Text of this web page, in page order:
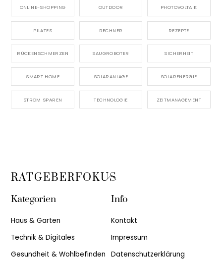
ONLINE-SHOPPING OUTDOOR PHOTOVOLTAIK
PILATES RECHNER REZEPTE
RÜCKENSCHMERZEN SAUGROBOTER SICHERHEIT
SMART HOME SOLARANLAGE SOLARENERGIE
STROM SPAREN TECHNOLOGIE ZEITMANAGEMENT
Back
Top
RATGEBERFOKUS
Kategorien
Haus & Garten
Technik & Digitales
Gesundheit & Wohlbefinden
Info
Kontakt
Impressum
Datenschutzerklärung